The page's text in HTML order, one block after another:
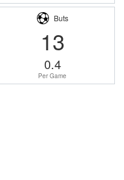
Buts
13
0.4
Per Game